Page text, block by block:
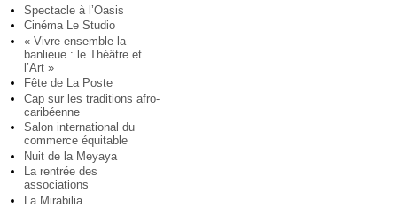
Spectacle à l’Oasis
Cinéma Le Studio
« Vivre ensemble la
banlieue : le Théâtre et
l’Art »
Fête de La Poste
Cap sur les traditions afro-
caribéenne
Salon international du
commerce équitable
Nuit de la Meyaya
La rentrée des
associations
La Mirabilia